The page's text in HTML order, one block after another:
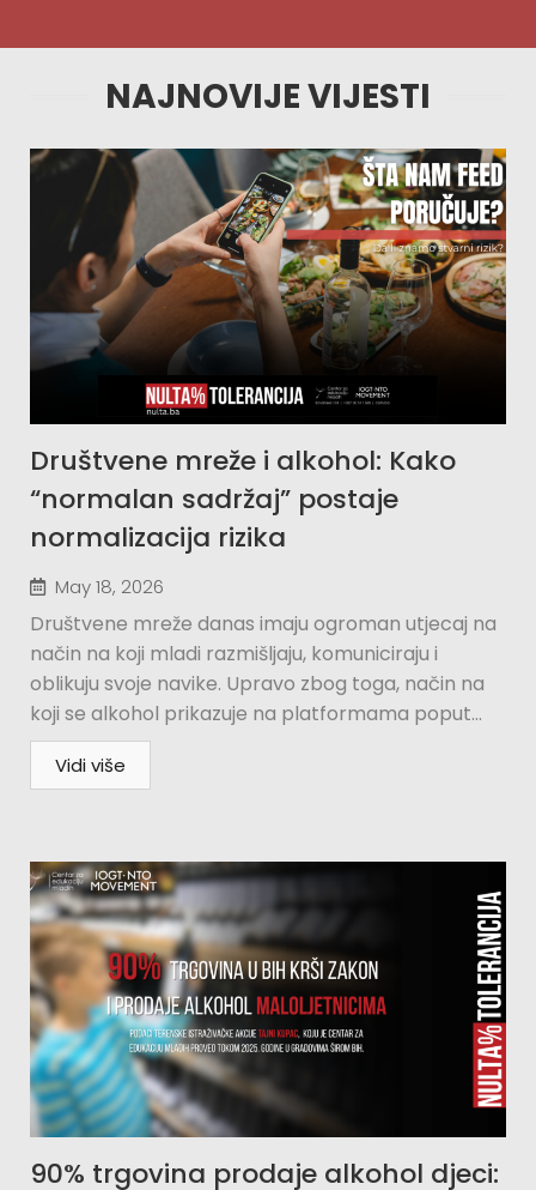
NAJNOVIJE VIJESTI
Društvene mreže i alkohol: Kako
“normalan sadržaj” postaje
normalizacija rizika
May 18, 2026
Društvene mreže danas imaju ogroman utjecaj na
način na koji mladi razmišljaju, komuniciraju i
oblikuju svoje navike. Upravo zbog toga, način na
koji se alkohol prikazuje na platformama poput...
Vidi više
90% trgovina prodaje alkohol djeci: